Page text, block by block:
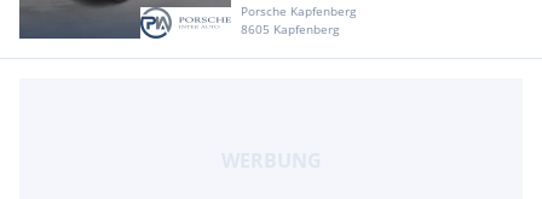
Porsche Kapfenberg
8605 Kapfenberg